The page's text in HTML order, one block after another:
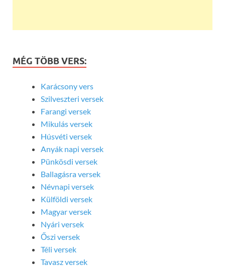
MÉG TÖBB VERS:
Karácsony vers
Szilveszteri versek
Farangi versek
Mikulás versek
Húsvéti versek
Anyák napi versek
Pünkösdi versek
Ballagásra versek
Névnapi versek
Külföldi versek
Magyar versek
Nyári versek
Őszi versek
Téli versek
Tavasz versek